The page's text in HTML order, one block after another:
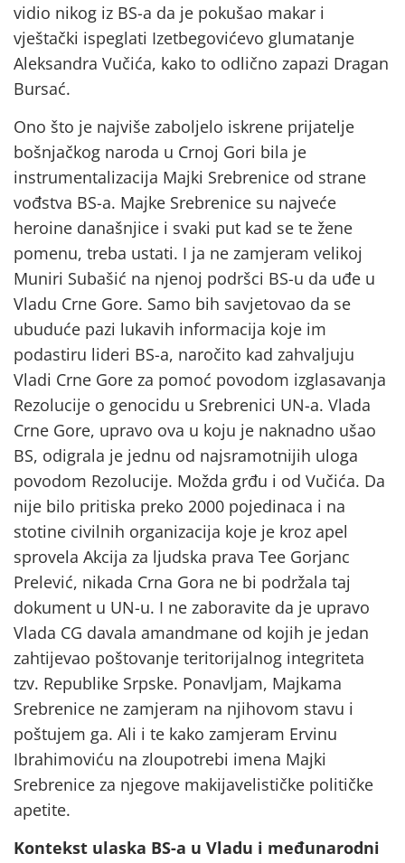
vidio nikog iz BS-a da je pokušao makar i
vještački ispeglati Izetbegovićevo glumatanje
Aleksandra Vučića, kako to odlično zapazi Dragan
Bursać.
Ono što je najviše zaboljelo iskrene prijatelje
bošnjačkog naroda u Crnoj Gori bila je
instrumentalizacija Majki Srebrenice od strane
vođstva BS-a. Majke Srebrenice su najveće
heroine današnjice i svaki put kad se te žene
pomenu, treba ustati. I ja ne zamjeram velikoj
Muniri Subašić na njenoj podršci BS-u da uđe u
Vladu Crne Gore. Samo bih savjetovao da se
ubuduće pazi lukavih informacija koje im
podastiru lideri BS-a, naročito kad zahvaljuju
Vladi Crne Gore za pomoć povodom izglasavanja
Rezolucije o genocidu u Srebrenici UN-a. Vlada
Crne Gore, upravo ova u koju je naknadno ušao
BS, odigrala je jednu od najsramotnijih uloga
povodom Rezolucije. Možda grđu i od Vučića. Da
nije bilo pritiska preko 2000 pojedinaca i na
stotine civilnih organizacija koje je kroz apel
sprovela Akcija za ljudska prava Tee Gorjanc
Prelević, nikada Crna Gora ne bi podržala taj
dokument u UN-u. I ne zaboravite da je upravo
Vlada CG davala amandmane od kojih je jedan
zahtijevao poštovanje teritorijalnog integriteta
tzv. Republike Srpske. Ponavljam, Majkama
Srebrenice ne zamjeram na njihovom stavu i
poštujem ga. Ali i te kako zamjeram Ervinu
Ibrahimoviću na zloupotrebi imena Majki
Srebrenice za njegove makijavelističke političke
apetite.
Kontekst ulaska BS-a u Vladu i međunarodni